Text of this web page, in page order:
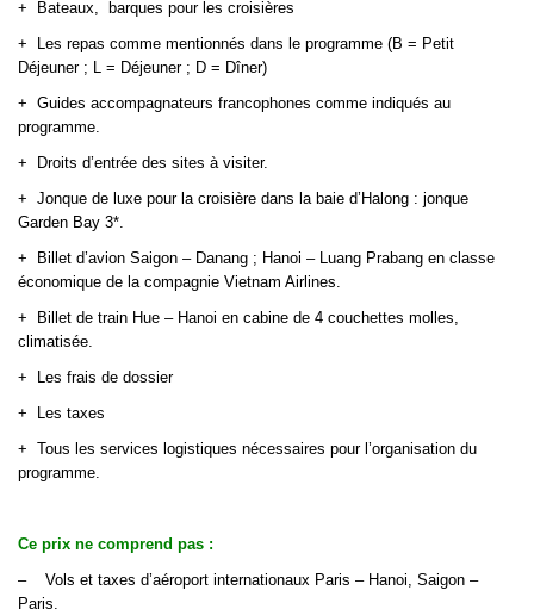
+
Bateaux, barques pour les croisières
+
Les repas comme mentionnés dans le programme (B = Petit
Déjeuner ; L = Déjeuner ; D = Dîner)
+ Guides accompagnateurs francophones comme indiqués au
programme.
+
Droits d’entrée des sites à visiter.
+ Jonque de luxe pour la croisière dans la baie d’Halong : jonque
Garden Bay 3*.
+
Billet d’avion Saigon – Danang ; Hanoi – Luang Prabang en classe
économique de la compagnie Vietnam Airlines.
+
Billet de train Hue – Hanoi en cabine de 4 couchettes molles,
climatisée.
+
Les frais de dossier
+
Les taxes
+ Tous les services logistiques nécessaires pour l’organisation du
programme.
Ce prix ne comprend pas :
– Vols et taxes d’aéroport internationaux Paris – Hanoi, Saigon –
Paris.